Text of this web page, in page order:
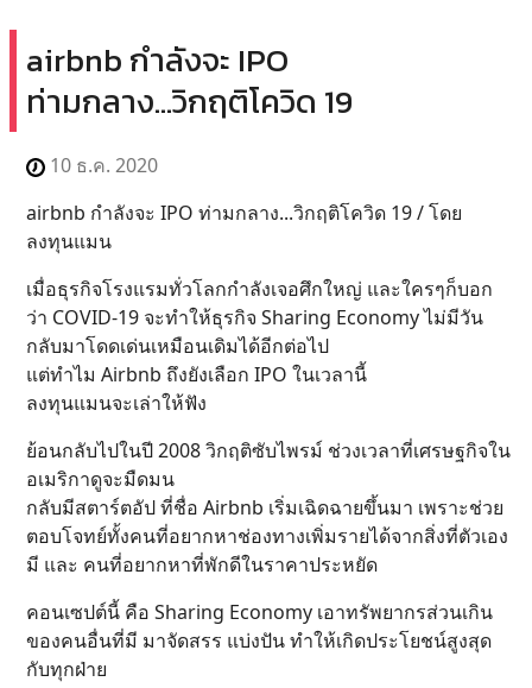
airbnb กำลังจะ IPO
ท่ามกลาง...วิกฤติโควิด 19
10 ธ.ค. 2020
airbnb กำลังจะ IPO ท่ามกลาง...วิกฤติโควิด 19 / โดย
ลงทุนแมน
เมื่อธุรกิจโรงแรมทั่วโลกกำลังเจอศึกใหญ่ และใครๆก็บอก
ว่า COVID-19 จะทำให้ธุรกิจ Sharing Economy ไม่มีวัน
กลับมาโดดเด่นเหมือนเดิมได้อีกต่อไป
แต่ทำไม Airbnb ถึงยังเลือก IPO ในเวลานี้
ลงทุนแมนจะเล่าให้ฟัง
ย้อนกลับไปในปี 2008 วิกฤติซับไพรม์ ช่วงเวลาที่เศรษฐกิจใน
อเมริกาดูจะมืดมน
กลับมีสตาร์ตอัป ที่ชื่อ Airbnb เริ่มเฉิดฉายขึ้นมา เพราะช่วย
ตอบโจทย์ทั้งคนที่อยากหาช่องทางเพิ่มรายได้จากสิ่งที่ตัวเอง
มี และ คนที่อยากหาที่พักดีในราคาประหยัด
คอนเซปต์นี้ คือ Sharing Economy เอาทรัพยากรส่วนเกิน
ของคนอื่นที่มี มาจัดสรร แบ่งปัน ทำให้เกิดประโยชน์สูงสุด
กับทุกฝ่าย